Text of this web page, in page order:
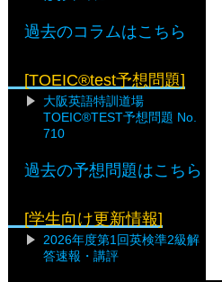
過去のコラムはこちら
[TOEIC®test予想問題]
大阪英語特訓道場
TOEIC®TEST予想問題 No.
710
過去の予想問題はこちら
[学生向け更新情報]
2026年度第1回英検準2級解
答速報・講評